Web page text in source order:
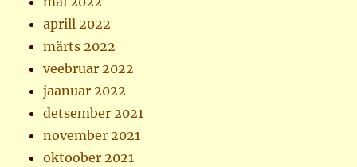
aprill 2022
märts 2022
veebruar 2022
jaanuar 2022
detsember 2021
november 2021
oktoober 2021